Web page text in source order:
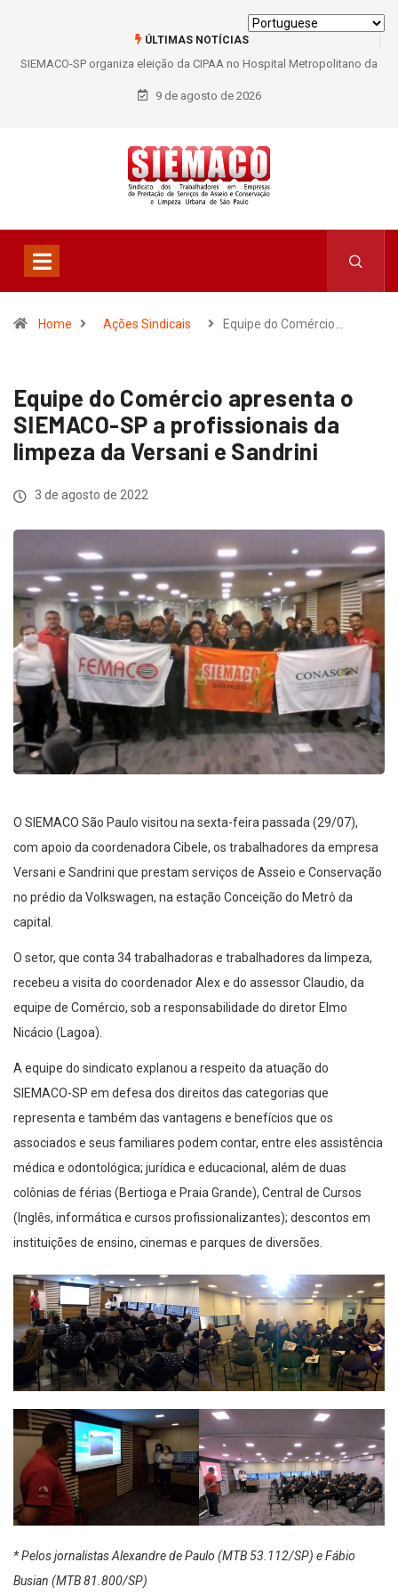
ÚLTIMAS NOTÍCIAS
SIEMACO-SP organiza eleição da CIPAA no Hospital Metropolitano da
Lapa e fortalece participação dos trabalhadores
9 de agosto de 2026
Home Ações Sindicais Equipe do Comércio…
Equipe do Comércio apresenta o
SIEMACO-SP a profissionais da
limpeza da Versani e Sandrini
3 de agosto de 2022
O SIEMACO São Paulo visitou na sexta-feira passada (29/07),
com apoio da coordenadora Cibele, os trabalhadores da empresa
Versani e Sandrini que prestam serviços de Asseio e Conservação
no prédio da Volkswagen, na estação Conceição do Metrô da
capital.
O setor, que conta 34 trabalhadoras e trabalhadores da limpeza,
recebeu a visita do coordenador Alex e do assessor Claudio, da
equipe de Comércio, sob a responsabilidade do diretor Elmo
Nicácio (Lagoa).
A equipe do sindicato explanou a respeito da atuação do
SIEMACO-SP em defesa dos direitos das categorias que
representa e também das vantagens e benefícios que os
associados e seus familiares podem contar, entre eles assistência
médica e odontológica; jurídica e educacional, além de duas
colônias de férias (Bertioga e Praia Grande), Central de Cursos
(Inglês, informática e cursos profissionalizantes); descontos em
instituições de ensino, cinemas e parques de diversões.
* Pelos jornalistas Alexandre de Paulo (MTB 53.112/SP) e Fábio
Busian (MTB 81.800/SP)